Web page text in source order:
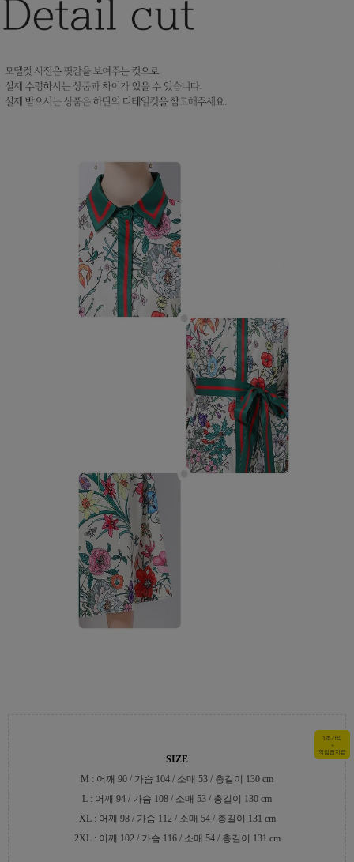
1초가입
+
적립금지급
SIZE
M : 어깨 90 / 가슴 104 / 소매 53 / 총길이 130 cm
L : 어깨 94 / 가슴 108 / 소매 53 / 총길이 130 cm
XL : 어깨 98 / 가슴 112 / 소매 54 / 총길이 131 cm
2XL : 어깨 102 / 가슴 116 / 소매 54 / 총길이 131 cm